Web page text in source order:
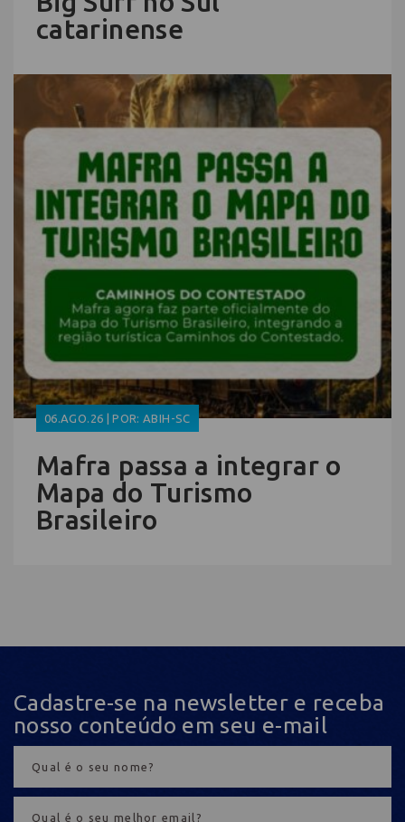
catarinense
06.AGO.26 | POR: ABIH-SC
Mafra passa a integrar o
Mapa do Turismo
Brasileiro
Cadastre-se na newsletter e receba
nosso conteúdo em seu e-mail